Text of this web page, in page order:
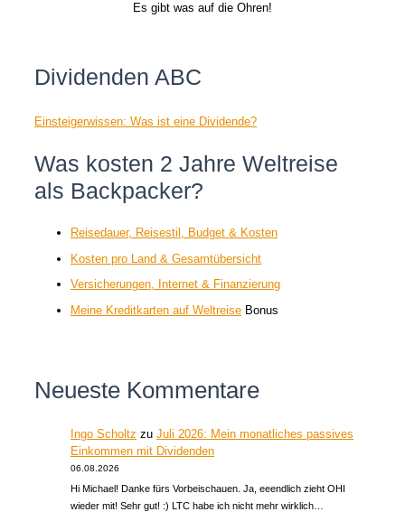
Es gibt was auf die Ohren!
Dividenden ABC
Einsteigerwissen: Was ist eine Dividende?
Was kosten 2 Jahre Weltreise
als Backpacker?
Reisedauer, Reisestil, Budget & Kosten
Kosten pro Land & Gesamtübersicht
Versicherungen, Internet & Finanzierung
Meine Kreditkarten auf Weltreise Bonus
Neueste Kommentare
Ingo Scholtz zu Juli 2026: Mein monatliches passives
Einkommen mit Dividenden
06.08.2026
Hi Michael! Danke fürs Vorbeischauen. Ja, eeendlich zieht OHI
wieder mit! Sehr gut! :) LTC habe ich nicht mehr wirklich…